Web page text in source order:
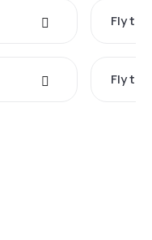
Fly til
Fly til